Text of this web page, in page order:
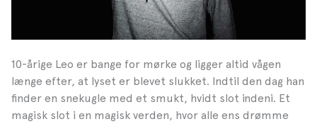
10-årige Leo er bange for mørke og ligger altid vågen
længe efter, at lyset er blevet slukket. Indtil den dag han
finder en snekugle med et smukt, hvidt slot indeni. Et
magisk slot i en magisk verden, hvor alle ens drømme